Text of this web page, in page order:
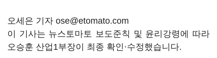
오세은 기자 ose@etomato.com
이 기사는 뉴스토마토 보도준칙 및 윤리강령에 따라
오승훈 산업1부장이 최종 확인·수정했습니다.